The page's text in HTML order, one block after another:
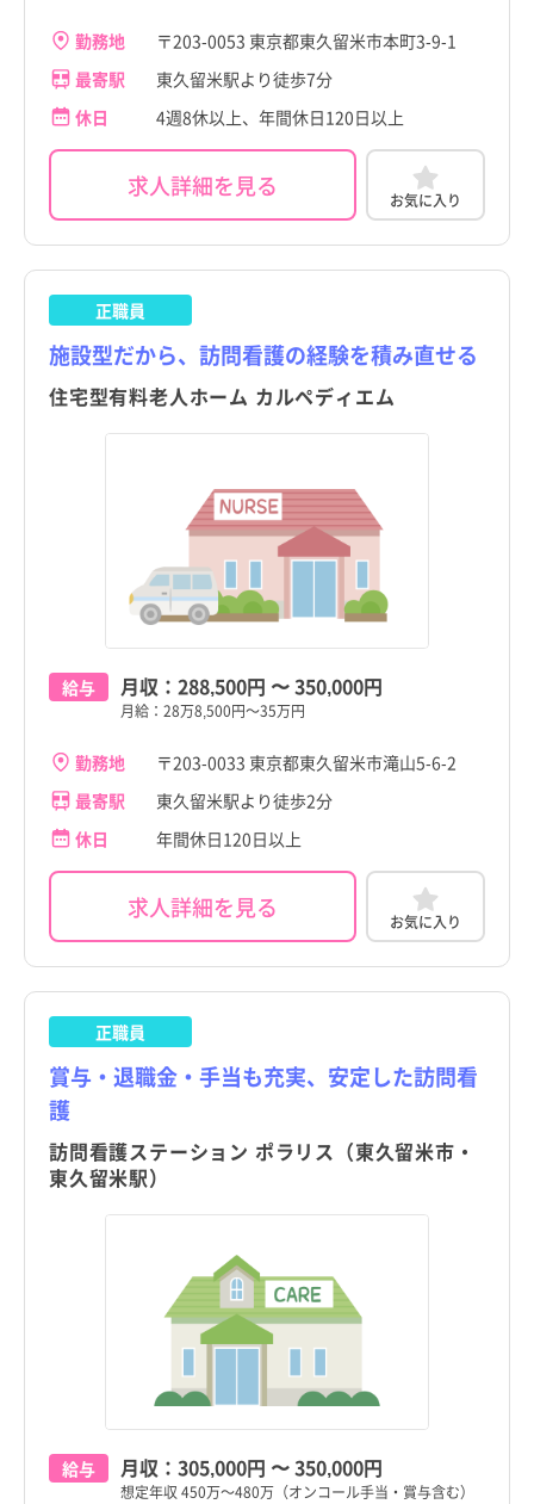
勤務地
〒203-0053 東京都東久留米市本町3-9-1
最寄駅
東久留米駅より徒歩7分
休日
4週8休以上、年間休日120日以上
求人詳細を見る お気に入り
正職員
施設型だから、訪問看護の経験を積み直せる
住宅型有料老人ホーム カルペディエム
給与 月収： 288,500円 〜350,000円
月給：28万8,500円～35万円
勤務地
〒203-0033 東京都東久留米市滝山5-6-2
最寄駅
東久留米駅より徒歩2分
休日
年間休日120日以上
求人詳細を見る お気に入り
正職員
賞与・退職金・手当も充実、安定した訪問看
護
訪問看護ステーション ポラリス（東久留米市・
東久留米駅）
給与 月収： 305,000円 〜350,000円
想定年収 450万～480万（オンコール手当・賞与含む）